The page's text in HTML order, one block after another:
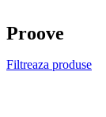
Proove
Filtreaza produse